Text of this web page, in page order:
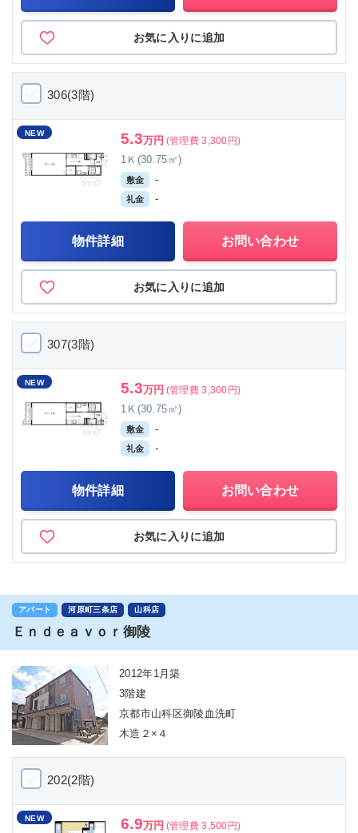
お気に入りに追加
306(3階)
NEW 5.3万円 (管理費 3,300円)
1Ｋ(30.75㎡)
敷金 -
礼金 -
物件詳細 お問い合わせ
お気に入りに追加
307(3階)
NEW 5.3万円 (管理費 3,300円)
1Ｋ(30.75㎡)
敷金 -
礼金 -
物件詳細 お問い合わせ
お気に入りに追加
アパート 河原町三条店 山科店
Ｅｎｄｅａｖｏｒ御陵
2012年1月築
3階建
京都市山科区御陵血洗町
木造２×４
202(2階)
NEW 6.9万円 (管理費 3,500円)